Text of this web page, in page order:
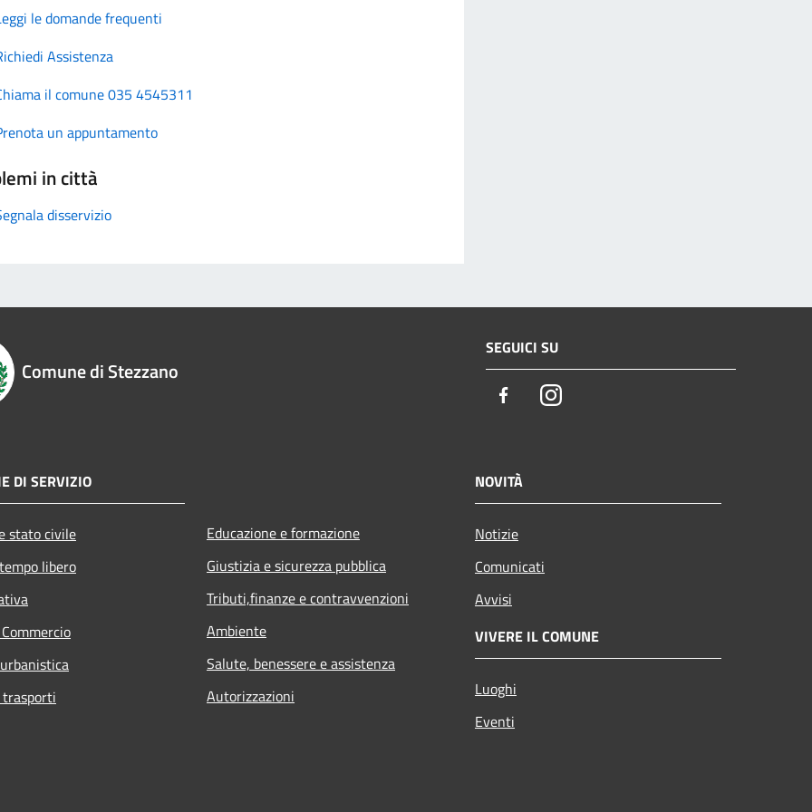
le domande frequenti
Assistenza
il comune 035 4545311
un appuntamento
in città
disservizio
Comune di Stezzano
SEGUICI SU
FacebookInstagram
DI SERVIZIO
stato civile
libero
Educazione e formazione
Giustizia e sicurezza pubblica
Tributi,finanze e contravvenzioni
Ambiente
Salute, benessere e assistenza
Autorizzazioni
NOVITÀ
Notizie
Comunicati
Avvisi
VIVERE IL COMUNE
Luoghi
Eventi